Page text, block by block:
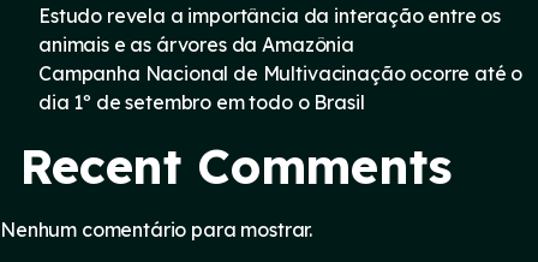
Estudo revela a importância da interação entre os
animais e as árvores da Amazônia
Campanha Nacional de Multivacinação ocorre até o
dia 1º de setembro em todo o Brasil
Recent Comments
Nenhum comentário para mostrar.